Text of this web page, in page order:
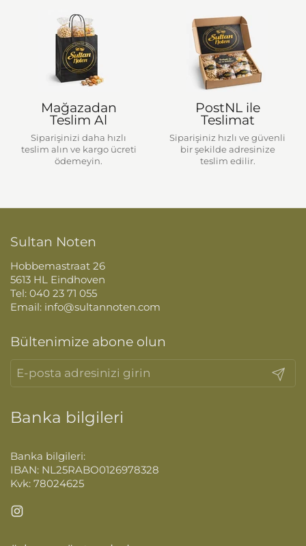
Mağazadan
Teslim Al
Siparişinizi daha hızlı
teslim alın ve kargo ücreti
ödemeyin.
PostNL ile
Teslimat
Siparişiniz hızlı ve güvenli
bir şekilde adresinize
teslim edilir.
Sultan Noten
Hobbemastraat 26
5613 HL Eindhoven
Tel: 040 23 71 055
Email: info@sultannoten.com
Bültenimize abone olun
Gönder
Banka bilgileri
Banka bilgileri:
IBAN: NL25RABO0126978328
Kvk: 78024625
Instagram